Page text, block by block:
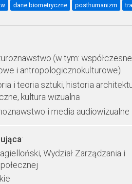
dane biometryczne posthumanizm
(w tym: współczesne
i antropologicznokulturowe)
i teoria sztuki, historia
kultura wizualna
i media audiowizualne
:
Wydział Zarządzania i